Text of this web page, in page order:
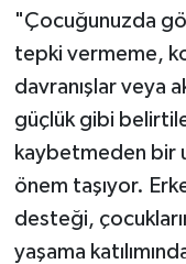
"Çocuğunuzda
tepki vermeme,
davranışlar veya
güçlük gibi
kaybetmeden bir
önem taşıyor.
desteği,
yaşama